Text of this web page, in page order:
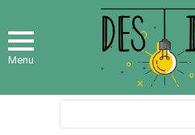
Menu